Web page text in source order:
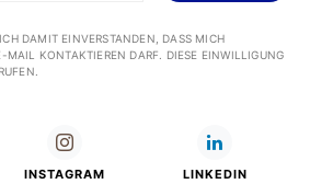
DAMIT EINVERSTANDEN, DASS MICH
MAIL KONTAKTIEREN DARF. DIESE EINWILLIGUNG
INSTAGRAM LINKEDIN